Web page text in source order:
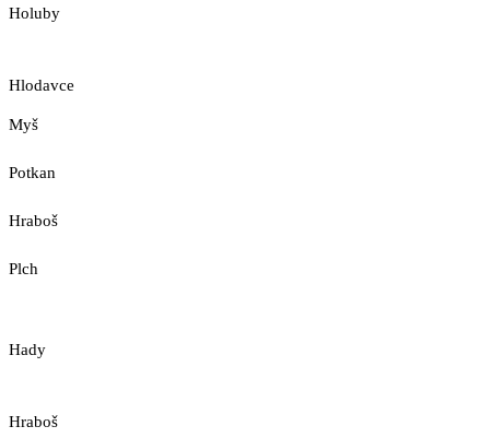
Holuby
Hlodavce
Myš
Potkan
Hraboš
Plch
Hady
Hraboš